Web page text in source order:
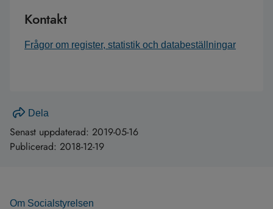
Kontakt
Frågor om register, statistik och databeställningar
Dela
Senast uppdaterad: 2019-05-16
Publicerad: 2018-12-19
Om Socialstyrelsen